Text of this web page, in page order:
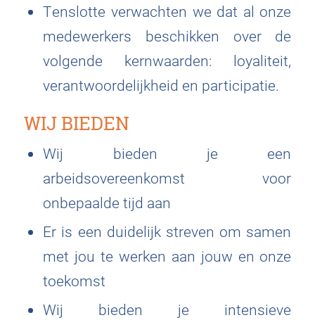
Tenslotte verwachten we dat al onze
medewerkers beschikken over de
volgende kernwaarden: loyaliteit,
verantwoordelijkheid en participatie.
WIJ BIEDEN
Wij bieden je een
arbeidsovereenkomst voor
onbepaalde tijd aan
Er is een duidelijk streven om samen
met jou te werken aan jouw en onze
toekomst
Wij bieden je intensieve